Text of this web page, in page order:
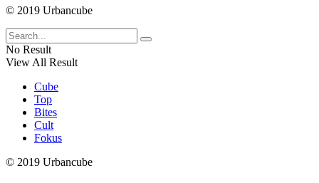
© 2019 Urbancube
No Result
View All Result
Cube
Top
Bites
Cult
Fokus
© 2019 Urbancube